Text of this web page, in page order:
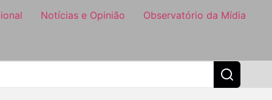
Notícias e Opinião Observatório da Mídia